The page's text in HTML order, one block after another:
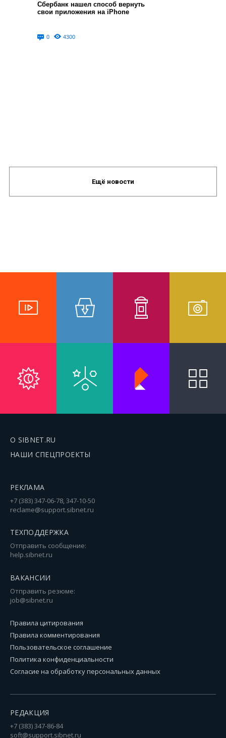
Сбербанк нашел способ вернуть
свои приложения на iPhone
0 4300
Ещё новости
О SIBNET.RU
НАШИ СПЕЦПРОЕКТЫ
РЕКЛАМА
+7 (383) 347-06-78, 347-10-50
reclame@support.sibnet.ru
ТЕХПОДДЕРЖКА
Отправить сообщение:
help.sibnet.ru
ВАКАНСИИ
Отправить резюме:
job@sibnet.ru
Правила цитирования
Правила комментирования
Пользовательское соглашение
Политика конфиденциальности
Согласие на обработку персональных данных
РЕДАКЦИЯ
+7 (383) 347-86-84
soft@support.sibnet.ru